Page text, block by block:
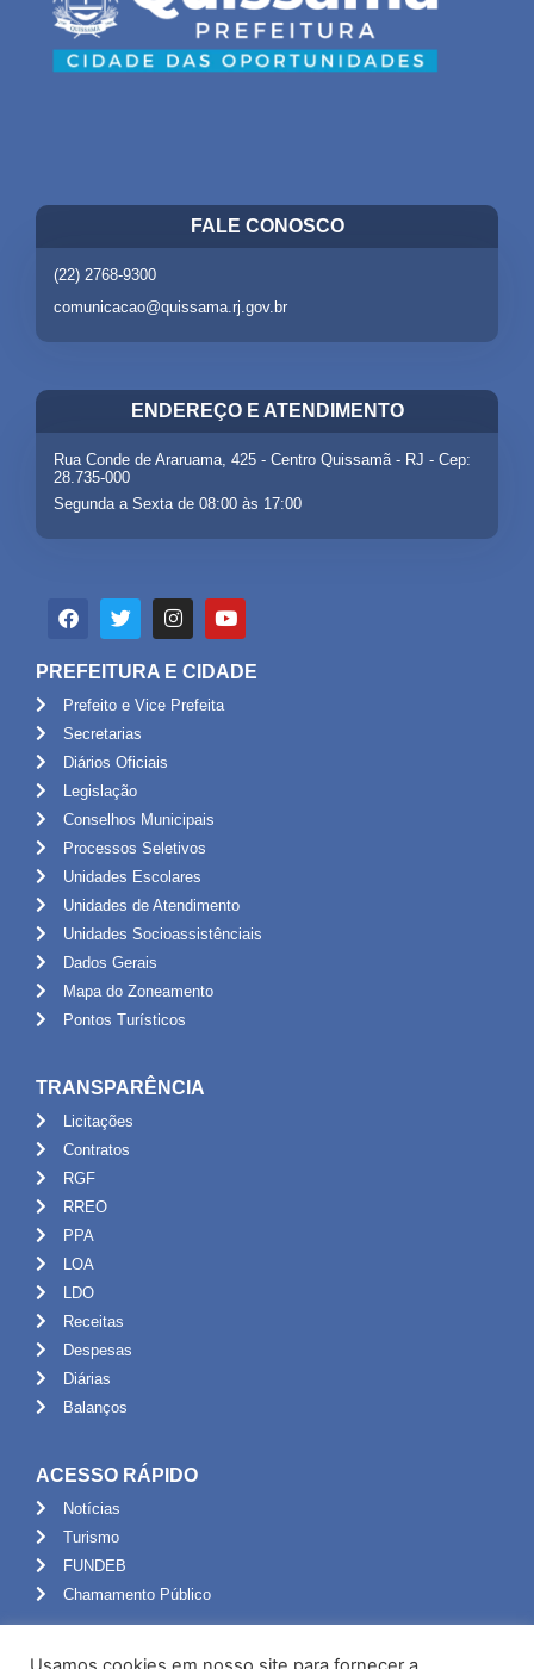
FALE CONOSCO
(22) 2768-9300
comunicacao@quissama.rj.gov.br
ENDEREÇO E ATENDIMENTO
Rua Conde de Araruama, 425 - Centro Quissamã - RJ - Cep:
28.735-000
Segunda a Sexta de 08:00 às 17:00
PREFEITURA E CIDADE
Prefeito e Vice Prefeita
Secretarias
Diários Oficiais
Legislação
Conselhos Municipais
Processos Seletivos
Unidades Escolares
Unidades de Atendimento
Unidades Socioassistênciais
Dados Gerais
Mapa do Zoneamento
Pontos Turísticos
TRANSPARÊNCIA
Licitações
Contratos
RGF
RREO
PPA
LOA
LDO
Receitas
Despesas
Diárias
Balanços
ACESSO RÁPIDO
Notícias
Turismo
FUNDEB
Chamamento Público